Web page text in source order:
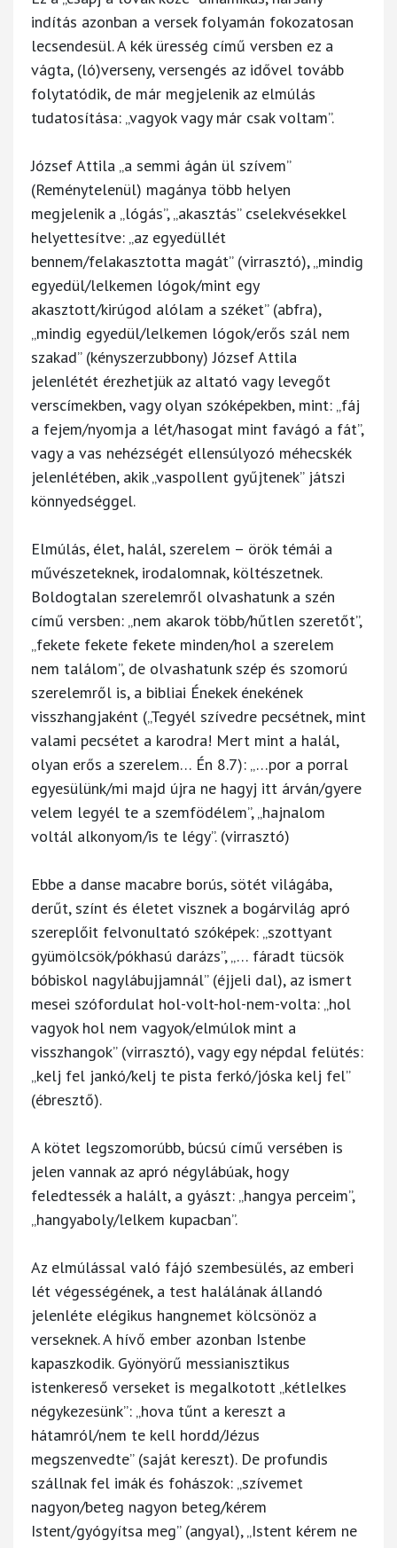
indítás azonban a versek folyamán fokozatosan
lecsendesül. A kék üresség című versben ez a
vágta, (ló)verseny, versengés az idővel tovább
folytatódik, de már megjelenik az elmúlás
tudatosítása: „vagyok vagy már csak voltam”.
József Attila „a semmi ágán ül szívem”
(Reménytelenül) magánya több helyen
megjelenik a „lógás”, „akasztás” cselekvésekkel
helyettesítve: „az egyedüllét
bennem/felakasztotta magát” (virrasztó), „mindig
egyedül/lelkemen lógok/mint egy
akasztott/kirúgod alólam a széket” (abfra),
„mindig egyedül/lelkemen lógok/erős szál nem
szakad” (kényszerzubbony) József Attila
jelenlétét érezhetjük az altató vagy levegőt
verscímekben, vagy olyan szóképekben, mint: „fáj
a fejem/nyomja a lét/hasogat mint favágó a fát”,
vagy a vas nehézségét ellensúlyozó méhecskék
jelenlétében, akik „vaspollent gyűjtenek” játszi
könnyedséggel.
Elmúlás, élet, halál, szerelem – örök témái a
művészeteknek, irodalomnak, költészetnek.
Boldogtalan szerelemről olvashatunk a szén
című versben: „nem akarok több/hűtlen szeretőt”,
„fekete fekete fekete minden/hol a szerelem
nem találom”, de olvashatunk szép és szomorú
szerelemről is, a bibliai Énekek énekének
visszhangjaként („Tegyél szívedre pecsétnek, mint
valami pecsétet a karodra! Mert mint a halál,
olyan erős a szerelem… Én 8.7): „…por a porral
egyesülünk/mi majd újra ne hagyj itt árván/gyere
velem legyél te a szemfödélem”, „hajnalom
voltál alkonyom/is te légy”. (virrasztó)
Ebbe a danse macabre borús, sötét világába,
derűt, színt és életet visznek a bogárvilág apró
szereplőit felvonultató szóképek: „szottyant
gyümölcsök/pókhasú darázs”, „… fáradt tücsök
bóbiskol nagylábujjamnál” (éjjeli dal), az ismert
mesei szófordulat hol-volt-hol-nem-volta: „hol
vagyok hol nem vagyok/elmúlok mint a
visszhangok” (virrasztó), vagy egy népdal felütés:
„kelj fel jankó/kelj te pista ferkó/jóska kelj fel”
(ébresztő).
A kötet legszomorúbb, búcsú című versében is
jelen vannak az apró négylábúak, hogy
feledtessék a halált, a gyászt: „hangya perceim”,
„hangyaboly/lelkem kupacban”.
Az elmúlással való fájó szembesülés, az emberi
lét végességének, a test halálának állandó
jelenléte elégikus hangnemet kölcsönöz a
verseknek. A hívő ember azonban Istenbe
kapaszkodik. Gyönyörű messianisztikus
istenkereső verseket is megalkotott „kétlelkes
négykezesünk”: „hova tűnt a kereszt a
hátamról/nem te kell hordd/Jézus
megszenvedte” (saját kereszt). De profundis
szállnak fel imák és fohászok: „szívemet
nagyon/beteg nagyon beteg/kérem
Istent/gyógyítsa meg” (angyal), „Istent kérem ne